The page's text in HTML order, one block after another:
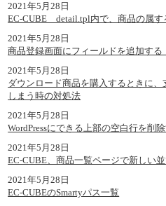
2021年5月28日
EC-CUBE detail.tpl内で、商品の属す
2021年5月28日
商品登録画面にフィールドを追加す
2021年5月28日
ダウンロード商品を購入するときに
しまう時の対処法
2021年5月28日
WordPressにできる上部の空白行を削
2021年5月28日
EC-CUBE、商品一覧ページで新しい
2021年5月28日
EC-CUBEのSmartyパス一覧